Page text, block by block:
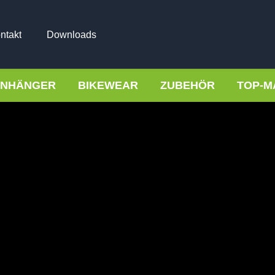
Downloads
BIKEWEAR ZUBEHÖR TOP-